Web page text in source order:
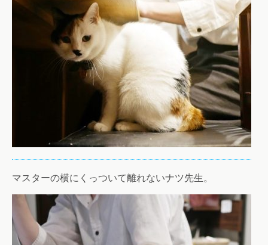
マスターの横にくっついて離れないナツ先生。